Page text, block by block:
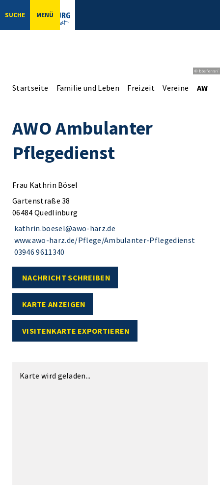
SUCHE MENÜ
© bbsferrari
Startseite Familie und Leben Freizeit Vereine AWO
AWO Ambulanter
Pflegedienst
Frau Kathrin Bösel
Gartenstraße 38
06484 Quedlinburg
kathrin.boesel@awo-harz.de
www.awo-harz.de/Pflege/Ambulanter-Pflegedienst
03946 9611340
NACHRICHT SCHREIBEN
KARTE ANZEIGEN
VISITENKARTE EXPORTIEREN
Karte wird geladen...